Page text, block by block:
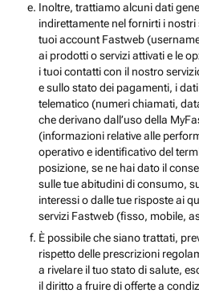
Inoltre, trattiamo alcuni dati
indirettamente nel fornirti i
tuoi account Fastweb
ai prodotti o servizi attivati e le
i tuoi contatti con il nostro
e sullo stato dei pagamenti, i
telematico (numeri chiamati,
che derivano dall’uso della
(informazioni relative alle
operativo e identificativo del
posizione, se ne hai dato il
sulle tue abitudini di consumo,
interessi o dalle tue risposte ai
servizi Fastweb (fisso, mobile,
È possibile che siano trattati,
rispetto delle prescrizioni
a rivelare il tuo stato di salute,
il diritto a fruire di offerte a